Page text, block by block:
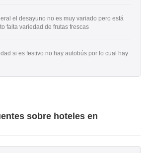
el desayuno no es muy variado pero está
falta variedad de frutas frescas
si es festivo no hay autobús por lo cual hay
sobre hoteles en